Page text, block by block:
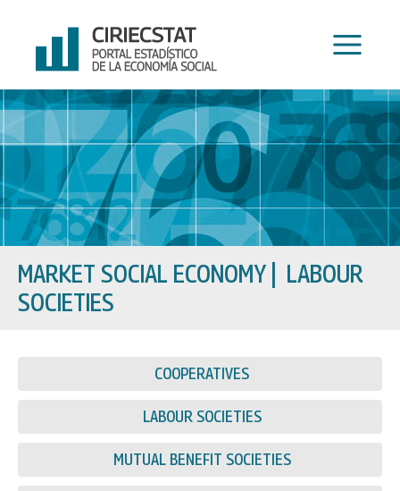
content
MARKET SOCIAL ECONOMY
LABOUR
SOCIETIES
COOPERATIVES
LABOUR SOCIETIES
MUTUAL BENEFIT SOCIETIES